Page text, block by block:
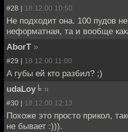
#28 | 18.12.00 10:50
Не подходит она. 100 пудов
неформатная, та и вообще
AborT »
#29 | 18.12.00 11:00
А губы ей кто разбил? ;)
udaLoy╘ »
#30 | 18.12.00 12:13
Похоже это просто прикол,
не бывает :))).